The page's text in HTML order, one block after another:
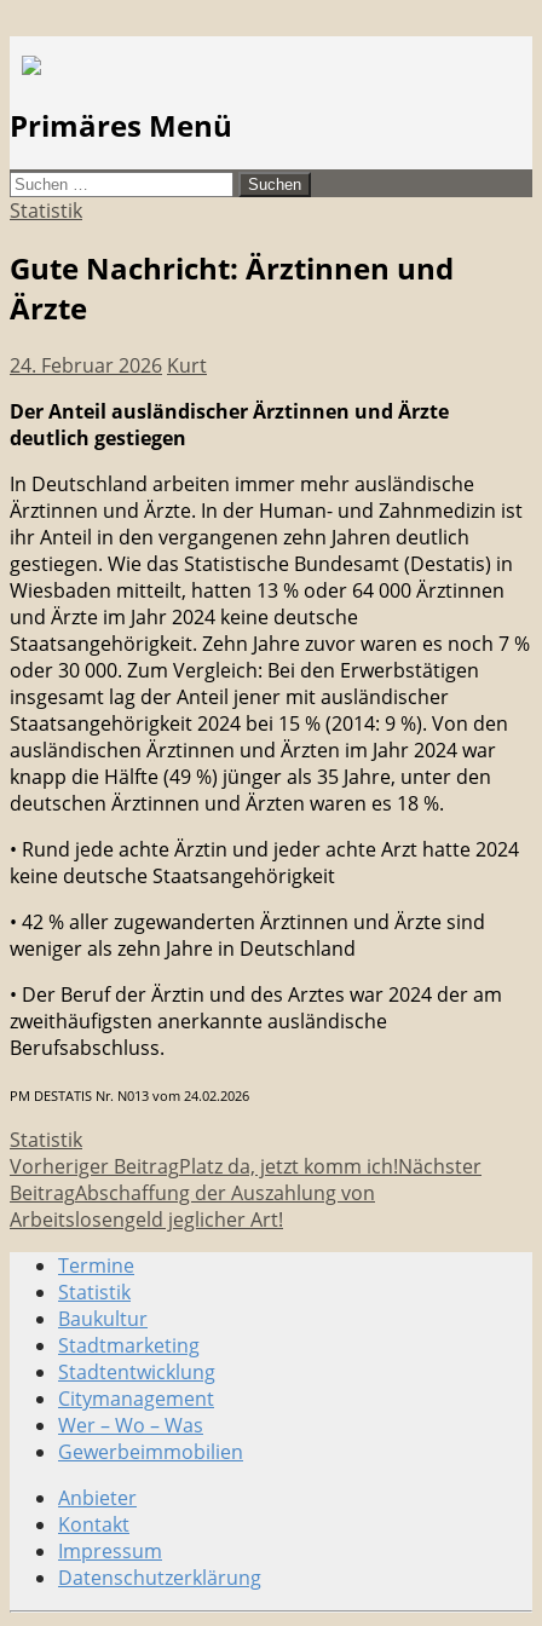
citymanager.de®
Primäres Menü
Zum
Inhalt
Suchen
nach:
Statistik
Gute Nachricht: Ärztinnen und
Ärzte
24. Februar 2026 Kurt
Der Anteil ausländischer Ärztinnen und Ärzte
deutlich gestiegen
In Deutschland arbeiten immer mehr ausländische
Ärztinnen und Ärzte. In der Human- und Zahnmedizin ist
ihr Anteil in den vergangenen zehn Jahren deutlich
gestiegen. Wie das Statistische Bundesamt (Destatis) in
Wiesbaden mitteilt, hatten 13 % oder 64 000 Ärztinnen
und Ärzte im Jahr 2024 keine deutsche
Staatsangehörigkeit. Zehn Jahre zuvor waren es noch 7 %
oder 30 000. Zum Vergleich: Bei den Erwerbstätigen
insgesamt lag der Anteil jener mit ausländischer
Staatsangehörigkeit 2024 bei 15 % (2014: 9 %). Von den
ausländischen Ärztinnen und Ärzten im Jahr 2024 war
knapp die Hälfte (49 %) jünger als 35 Jahre, unter den
deutschen Ärztinnen und Ärzten waren es 18 %.
• Rund jede achte Ärztin und jeder achte Arzt hatte 2024
keine deutsche Staatsangehörigkeit
• 42 % aller zugewanderten Ärztinnen und Ärzte sind
weniger als zehn Jahre in Deutschland
• Der Beruf der Ärztin und des Arztes war 2024 der am
zweithäufigsten anerkannte ausländische
Berufsabschluss.
PM DESTATIS Nr. N013 vom 24.02.2026
Statistik
Beitragsnavigation
Vorheriger BeitragPlatz da, jetzt komm ich!Nächster
BeitragAbschaffung der Auszahlung von
Arbeitslosengeld jeglicher Art!
Stadtmarketing • Quartiersmanagement
Termine
Statistik
Baukultur
Stadtmarketing
Stadtentwicklung
Citymanagement
Wer – Wo – Was
Gewerbeimmobilien
Anbieter
Kontakt
Impressum
Datenschutzerklärung